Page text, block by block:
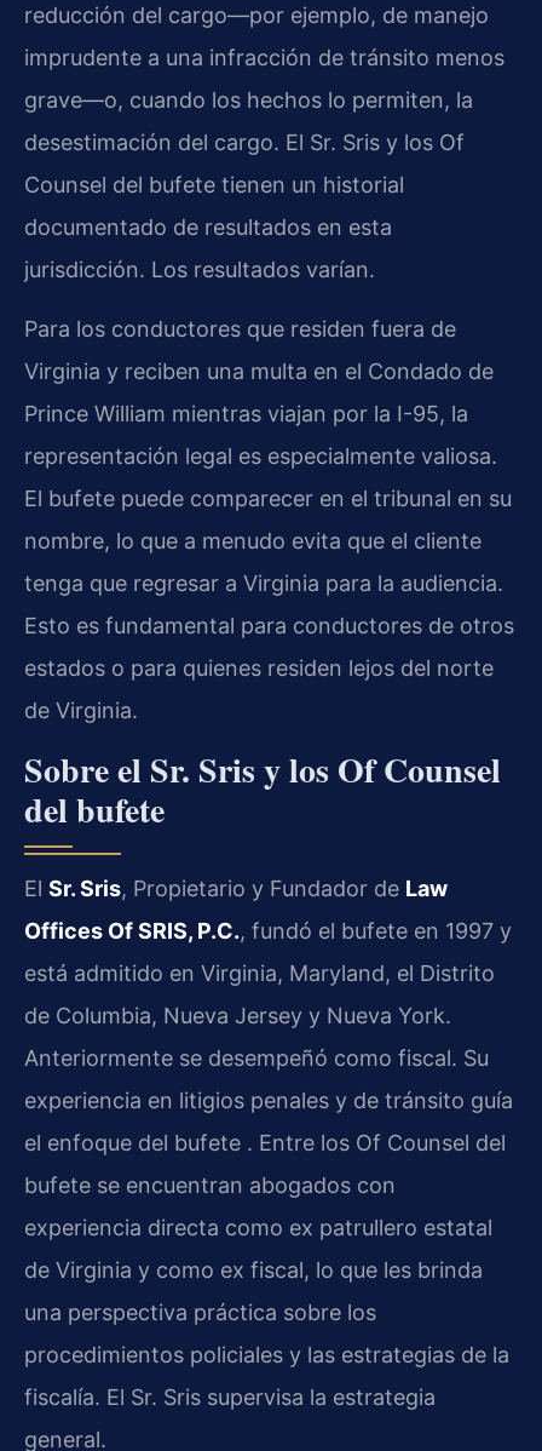
reducción del cargo—por ejemplo, de manejo
imprudente a una infracción de tránsito menos
grave—o, cuando los hechos lo permiten, la
desestimación del cargo. El Sr. Sris y los Of
Counsel del bufete tienen un historial
documentado de resultados en esta
jurisdicción. Los resultados varían.
Para los conductores que residen fuera de
Virginia y reciben una multa en el Condado de
Prince William mientras viajan por la I-95, la
representación legal es especialmente valiosa.
El bufete puede comparecer en el tribunal en su
nombre, lo que a menudo evita que el cliente
tenga que regresar a Virginia para la audiencia.
Esto es fundamental para conductores de otros
estados o para quienes residen lejos del norte
de Virginia.
Sobre el Sr. Sris y los Of Counsel
del bufete
El Sr. Sris, Propietario y Fundador de Law
Offices Of SRIS, P.C., fundó el bufete en 1997 y
está admitido en Virginia, Maryland, el Distrito
de Columbia, Nueva Jersey y Nueva York.
Anteriormente se desempeñó como fiscal. Su
experiencia en litigios penales y de tránsito guía
el enfoque del bufete . Entre los Of Counsel del
bufete se encuentran abogados con
experiencia directa como ex patrullero estatal
de Virginia y como ex fiscal, lo que les brinda
una perspectiva práctica sobre los
procedimientos policiales y las estrategias de la
fiscalía. El Sr. Sris supervisa la estrategia
general.